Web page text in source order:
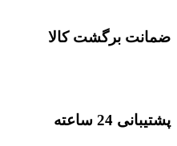
ضمانت برگشت کالا
پشتیبانی 24 ساعته